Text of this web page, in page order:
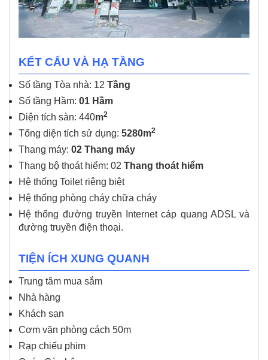
KẾT CẤU VÀ HẠ TẦNG
Số tầng Tòa nhà: 12 Tầng
Số tầng Hầm: 01 Hầm
Diện tích sàn: 440m2
Tổng diện tích sử dụng: 5280m2
Thang máy: 02 Thang máy
Thang bộ thoát hiểm: 02 Thang thoát hiểm
Hệ thống Toilet riêng biệt
Hệ thống phòng cháy chữa cháy
Hệ thống đường truyền Internet cáp quang ADSL và
đường truyền điện thoại.
TIỆN ÍCH XUNG QUANH
Trung tâm mua sắm
Nhà hàng
Khách sạn
Cơm văn phòng cách 50m
Rạp chiếu phim